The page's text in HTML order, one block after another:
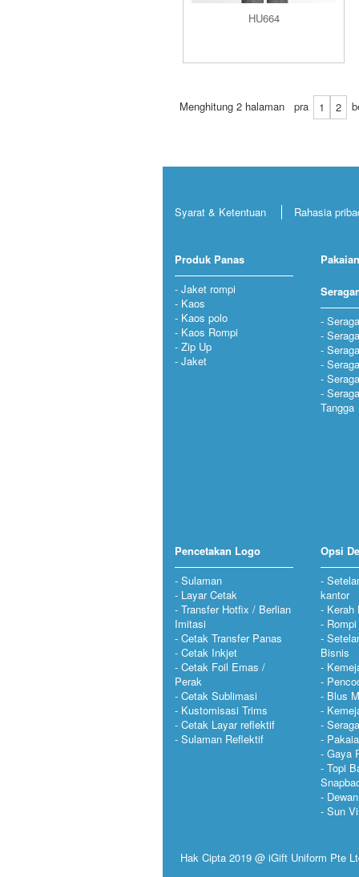
HU664
Menghitung 2 halaman pra 1 2
Syarat & Ketentuan Rahasia
Produk Panas
Jaket rompi
Kaos
Kaos polo
Kaos Rompi
Zip Up
Jaket
Tangga
Pencetakan Logo
Sulaman
Layar Cetak
Transfer Hotfix / Berlian
Imitasi
Cetak Transfer Panas
Cetak Inkjet
Cetak Foil Emas /
Perak
Cetak Sublimasi
Kustomisasi Trims
Cetak Layar reflektif
Sulaman Reflektif
Opsi
kantor
Kerah
Rompi
Bisnis
Blus
Gaya
Topi
Sun
Hak Cipta 2019 @ iGift Uniform Pte